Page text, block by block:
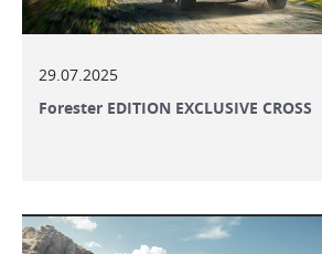
29.07.2025
Forester EDITION EXCLUSIVE CROSS